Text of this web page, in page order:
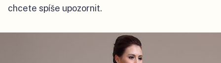
chcete spíše upozornit.